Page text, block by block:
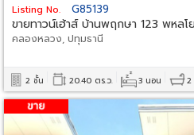
Listing No. G85139
ขายทาวน์เฮ้าส์ บ้านพฤกษา 123 พหล
คลองหลวง, ปทุมธานี
2 ชั้น 20.40 ตร.ว. 3 นอน 2